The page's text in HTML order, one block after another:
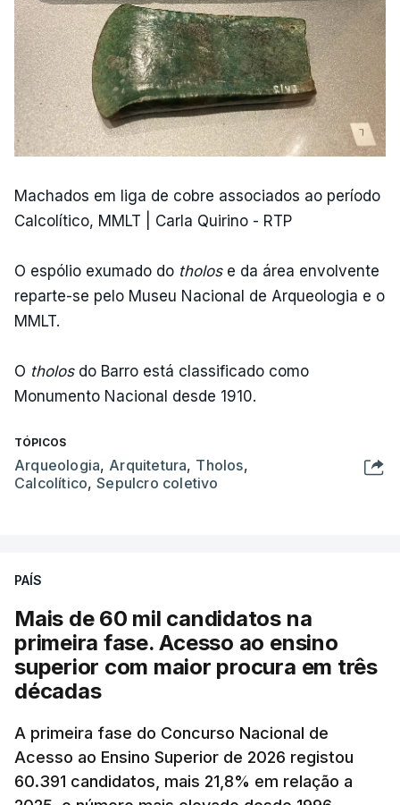
Machados em liga de cobre associados ao período
Calcolítico, MMLT | Carla Quirino - RTP
O espólio exumado do tholose da área envolvente
reparte-se pelo Museu Nacional de Arqueologia e o
MMLT.
O tholosdo Barro está classificado como
Monumento Nacional desde 1910.
TÓPICOS
Arqueologia, Arquitetura, Tholos,
Calcolítico,Sepulcro coletivo
PAÍS
Mais de 60 mil candidatos na
primeira fase. Acesso ao ensino
superior com maior procura em três
décadas
A primeira fase do Concurso Nacional de
Acesso ao Ensino Superior de 2026 registou
60.391 candidatos, mais 21,8% em relação a